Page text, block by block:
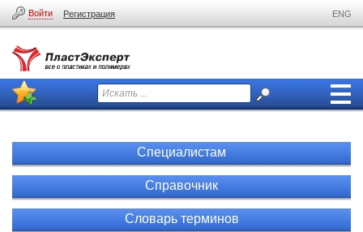
ENG
Войти Регистрация
Специалистам
Справочник
Словарь терминов